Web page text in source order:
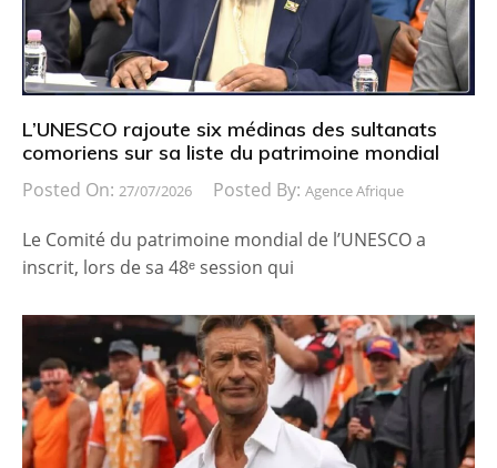
L’UNESCO rajoute six médinas des sultanats
comoriens sur sa liste du patrimoine mondial
Posted On: 27/07/2026 Posted By: Agence Afrique
Le Comité du patrimoine mondial de l’UNESCO a
inscrit, lors de sa 48ᵉ session qui